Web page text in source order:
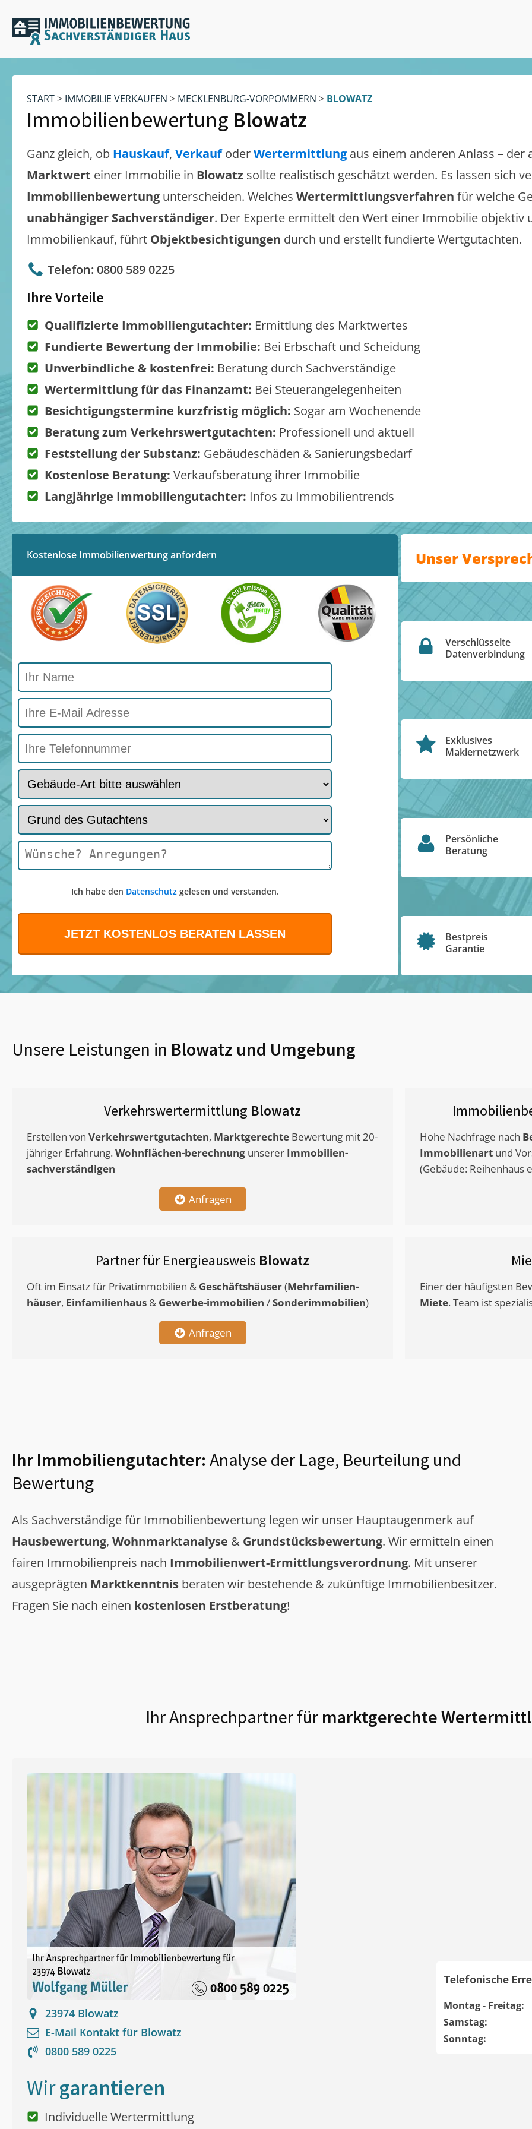
START> IMMOBILIE VERKAUFEN > MECKLENBURG-VORPOMMERN > BLOWATZ
Immobilienbewertung Blowatz
Ganz gleich, ob Hauskauf, VerkaufoderWertermittlung aus einem anderen Anlass – der
Marktwert einer Immobilie in Blowatz sollte realistisch geschätzt werden. Es lassen sich
Immobilienbewertung unterscheiden. Welches Wertermittlungsverfahren für welche
unabhängiger Sachverständiger. Der Experte ermittelt den Wert einer Immobilie objektiv
Immobilienkauf, führt Objektbesichtigungen durch und erstellt fundierte Wertgutachten.
Telefon: 0800 589 0225
Ihre Vorteile
Qualifizierte Immobiliengutachter: Ermittlung des Marktwertes
Fundierte Bewertung der Immobilie: Bei Erbschaft und Scheidung
Unverbindliche & kostenfrei: Beratung durch Sachverständige
Wertermittlung für das Finanzamt: Bei Steuerangelegenheiten
Besichtigungstermine kurzfristig möglich: Sogar am Wochenende
Beratung zum Verkehrswertgutachten: Professionell und aktuell
Feststellung der Substanz: Gebäudeschäden & Sanierungsbedarf
Kostenlose Beratung: Verkaufsberatung ihrer Immobilie
Langjährige Immobiliengutachter: Infos zu Immobilientrends
Kostenlose Immobilienwertung anfordern
Ich habe den Datenschutzgelesen und verstanden.
Unser
Verschlüsselte
Datenverbindung
Exklusives
Maklernetzwerk
Persönliche
Beratung
Bestpreis
Garantie
Unsere Leistungen in Blowatz und Umgebung
Verkehrswertermittlung Blowatz
Erstellen von Verkehrswertgutachten, Marktgerechte Bewertung mit 20-
jähriger Erfahrung. Wohnflächen-berechnung unserer Immobilien-
sachverständigen
Anfragen
Hohe Nachfrage nach
Immobilienart und
(Gebäude: Reihenhaus
Partner für Energieausweis Blowatz
Oft im Einsatz für Privatimmobilien & Geschäftshäuser(Mehrfamilien-
häuser, Einfamilienhaus & Gewerbe-immobilien /Sonderimmobilien)
Anfragen
Einer der häufigsten
Miete. Team ist
Ihr Immobiliengutachter: Analyse der Lage, Beurteilung und
Bewertung
Als Sachverständige für Immobilienbewertung legen wir unser Hauptaugenmerk auf
Hausbewertung, Wohnmarktanalyse & Grundstücksbewertung. Wir ermitteln einen
fairen Immobilienpreis nach Immobilienwert-Ermittlungsverordnung. Mit unserer
ausgeprägten Marktkenntnis beraten wir bestehende & zukünftige Immobilienbesitzer.
Fragen Sie nach einen kostenlosen Erstberatung!
Ihr Ansprechpartner für marktgerechte
23974 Blowatz
E-Mail Kontakt für Blowatz
0800 589 0225
Telefonische
Montag - Freitag:
Samstag:
Sonntag:
Wirgarantieren
Individuelle Wertermittlung